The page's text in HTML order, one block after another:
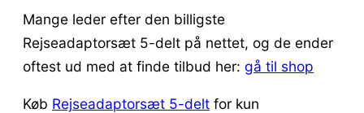
Mange leder efter den billigste
Rejseadaptorsæt 5-delt på nettet, og de ender
oftest ud med at finde tilbud her: gå til shop
Køb Rejseadaptorsæt 5-delt for kun